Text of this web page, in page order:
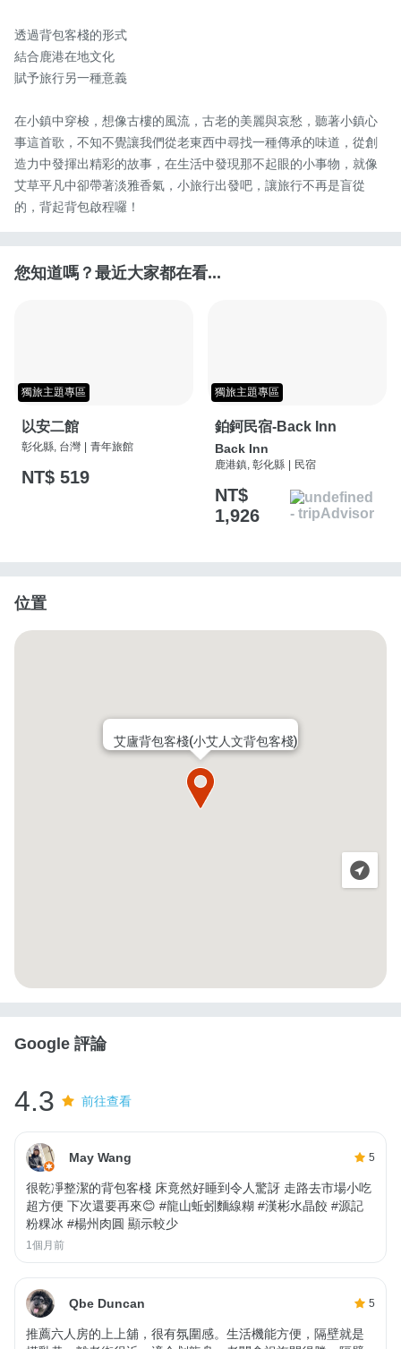
透過背包客棧的形式
結合鹿港在地文化
賦予旅行另一種意義
在小鎮中穿梭，想像古樓的風流，古老的美麗與哀愁，聽著小鎮心
事這首歌，不知不覺讓我們從老東西中尋找一種傳承的味道，從創
造力中發揮出精彩的故事，在生活中發現那不起眼的小事物，就像
艾草平凡中卻帶著淡雅香氣，小旅行出發吧，讓旅行不再是盲從
的，背起背包啟程囉！
您知道嗎？最近大家都在看...
獨旅主題專區
以安二館
彰化縣, 台灣 青年旅館
NT$ 519
獨旅主題專區
鉑鈳民宿-Back Inn
Back Inn
鹿港鎮, 彰化縣 民宿
NT$
1,926
位置
艾廬背包客棧(小艾人文背包客棧)
Google 評論
4.3 前往查看
May Wang 5
很乾凈整潔的背包客棧 床竟然好睡到令人驚訝 走路去市場小吃
超方便 下次還要再來😊 #龍山蚯蚓麵線糊 #漢彬水晶餃 #源記
粉粿冰 #楊州肉圓 顯示較少
1個月前
Qbe Duncan 5
推薦六人房的上上舖，很有氛圍感。生活機能方便，隔壁就是